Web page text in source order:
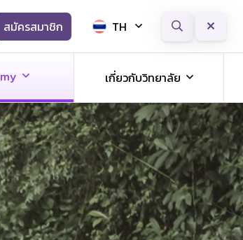
สมัครสมาชิก TH
เกี่ยวกับวิทยาลัย